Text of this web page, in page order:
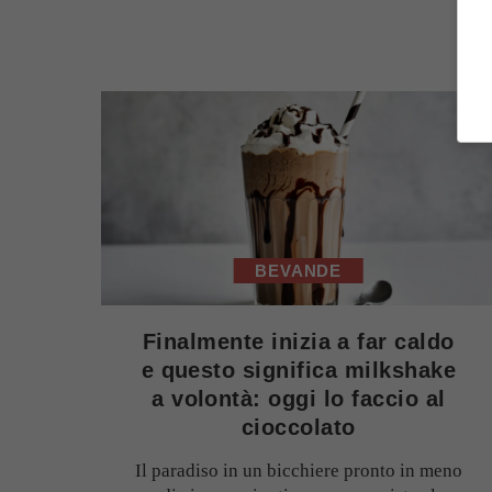
BEVANDE
Finalmente inizia a far caldo
e questo significa milkshake
a volontà: oggi lo faccio al
cioccolato
Il paradiso in un bicchiere pronto in meno